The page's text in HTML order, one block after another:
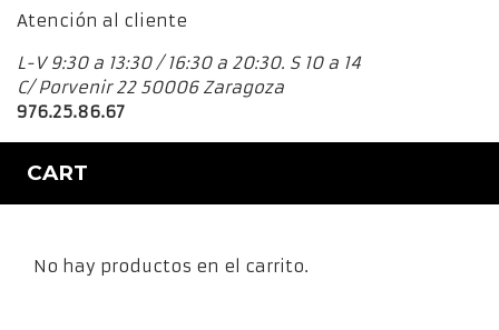
Atención al cliente
L-V 9:30 a 13:30 / 16:30 a 20:30. S 10 a 14
C/ Porvenir 22 50006 Zaragoza
976.25.86.67
CART
No hay productos en el carrito.